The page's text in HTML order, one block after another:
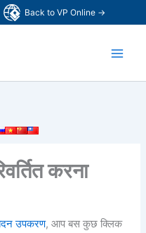
Back to VP Online →
करना
उपकरण, आप बस कुछ क्लिक